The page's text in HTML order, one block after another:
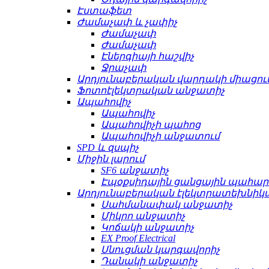
Էստաֆետ
Ժամաչափ և չափիչ
Ժամաչափ
Ժամաչափ
Էներգիայի հաշվիչ
Ջրաչափ
Արդյունաբերական վարդակի
Ֆոտոէլեկտրական անջատիչ
Ապահովիչ
Ապահովիչ
Ապահովիչի պահոց
Ապահովիչի անջատում
SPD և զսպիչ
Միջին լարում
SF6 անջատիչ
Էպօքսիդային ցանցային
Արդյունաբերական
Սահմանափակ անջատիչ
Միկրո անջատիչ
Կոճակի անջատիչ
EX Proof Electrical
Սնուցման կարգավորիչ
Դանակի անջատիչ